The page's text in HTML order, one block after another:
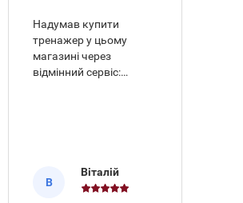
Надумав купити
тренажер у цьому
магазині через
відмінний сервіс:
FitLogic SP2301P
близько шести тижнів у
В
Віталій